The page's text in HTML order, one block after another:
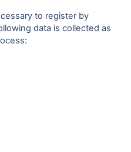
to register by
data is collected as